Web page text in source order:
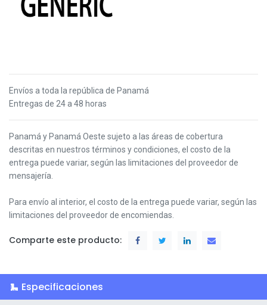
Envíos a toda la república de Panamá
Entregas de 24 a 48 horas
Panamá y Panamá Oeste sujeto a las áreas de cobertura
descritas en nuestros términos y condiciones, el costo de la
entrega puede variar, según las limitaciones del proveedor de
mensajería.
Para envío al interior, el costo de la entrega puede variar, según las
limitaciones del proveedor de encomiendas.
Comparte este producto:
Especificaciones